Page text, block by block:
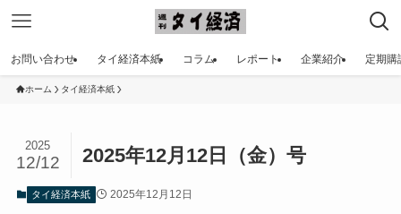
お問い合わせ タイ経済本紙 コラム レポート 企業紹介 定期購
ホーム タイ経済本紙
2025年12月12日（金）号
2025
12/12
タイ経済本紙 2025年12月12日